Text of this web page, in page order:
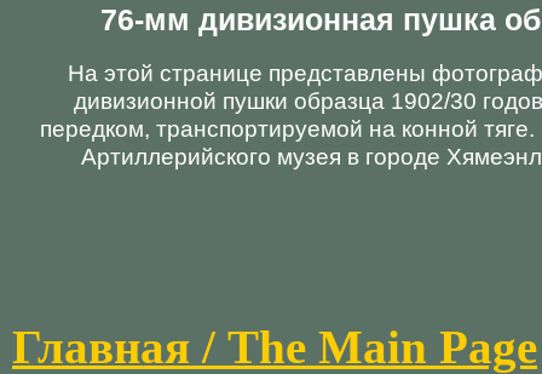
76-мм дивизионная пушка
На этой странице представлены
дивизионной пушки образца 1902/30
передком, транспортируемой на конной
Артиллерийского музея в городе
Главная / The Main Page